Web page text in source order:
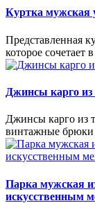
Куртка мужская
Представленная
которое сочетает
Джинсы карго
Джинсы карго из
винтажные брюки
Парка мужская
искусственным